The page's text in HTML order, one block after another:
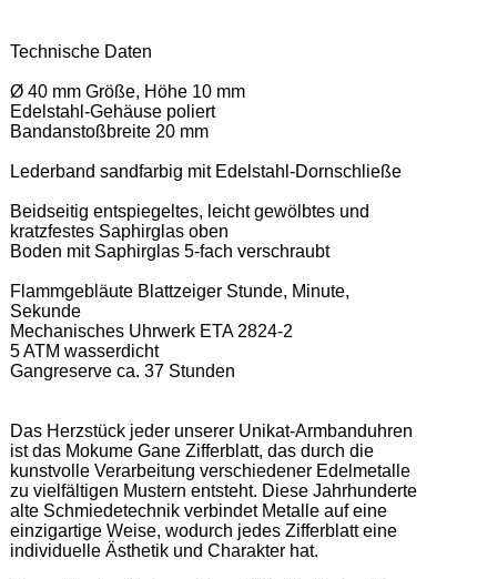
Technische Daten
Ø 40 mm Größe, Höhe 10 mm
Edelstahl-Gehäuse poliert
Bandanstoßbreite 20 mm
Lederband sandfarbig mit Edelstahl-Dornschließe
Beidseitig entspiegeltes, leicht gewölbtes und
kratzfestes Saphirglas oben
Boden mit Saphirglas 5-fach verschraubt
Flammgebläute Blattzeiger Stunde, Minute,
Sekunde
Mechanisches Uhrwerk ETA 2824-2
5 ATM wasserdicht
Gangreserve ca. 37 Stunden
Das Herzstück jeder unserer Unikat-Armbanduhren
ist das Mokume Gane Zifferblatt, das durch die
kunstvolle Verarbeitung verschiedener Edelmetalle
zu vielfältigen Mustern entsteht. Diese Jahrhunderte
alte Schmiedetechnik verbindet Metalle auf eine
einzigartige Weise, wodurch jedes Zifferblatt eine
individuelle Ästhetik und Charakter hat.